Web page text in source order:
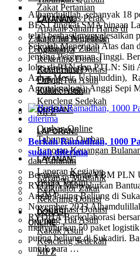
LAYANAN
Layanan Mustahik
Kalkulator Zakat
Rekening Donasi
Konfirmasi Donasi
Orang Tua Asuh
Kakak Asuh
Kencleng Sedekah
MPZ
LAPORAN
Laporan Keuangan
dan Tahunan
Laporan Kegiatan
Berita Terkini
FAQ
DONASI
ONLINE
Zakat Pertanian
Zakat Emas Perak
Apakah Saham Harus di
Zakati? Ini Penjelasan
Lengkapnya
Zakat Fitrah
Fidyah
Infak Sedekah
QURBAN
Qurban Online
Tabungan Qurban
LAYANAN
Layanan Mustahik
Kalkulator Zakat
Rekening Donasi
Konfirmasi Donasi
Orang Tua Asuh
Kakak Asuh
Kencleng Sedekah
MPZ
Alhamdulillah, sebanyak 18
BEST tingkat SMA binaan
telah berhasil menyelesaikan
Sekolah Menengah Atas dan
jenjang Perguruan Tinggi.
lolos di PTN dan PTLN: Siti
Azhar Mesir, Ushuluddin),
Agroteknologi), Anggi Sepi
Berkah Ramadhan, 1000
sudah diterima
Beranda > Berita YBM PLN
RYDHA Menyalurkan
Angin Puting Beliung di
November 2023
RYDHA Berkolaborasi
menyalurkan 50 paket
puting beliung di Sukadiri.
untuk para …